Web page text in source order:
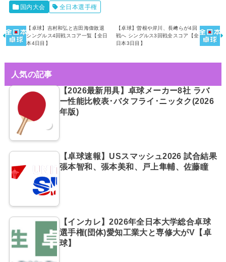
国内大会 全日本選手権
【卓球】吉村和弘と吉田海偉敗退
シングルス4回戦スコア一覧【全日
本4日目】
【卓球】曽根や岸川、長﨑らが4回
戦へ シングルス3回戦全スコア【全
日本3日目】
人気の記事
【2026最新用具】卓球メーカー8社 ラバ
ー性能比較表･バタフライ･ニッタク(2026
年版)
【卓球速報】USスマッシュ2026 試合結果
張本智和、張本美和、戸上隼輔、佐藤瞳
【インカレ】2026年全日本大学総合卓球
選手権(団体)愛知工業大と専修大がV【卓
球】